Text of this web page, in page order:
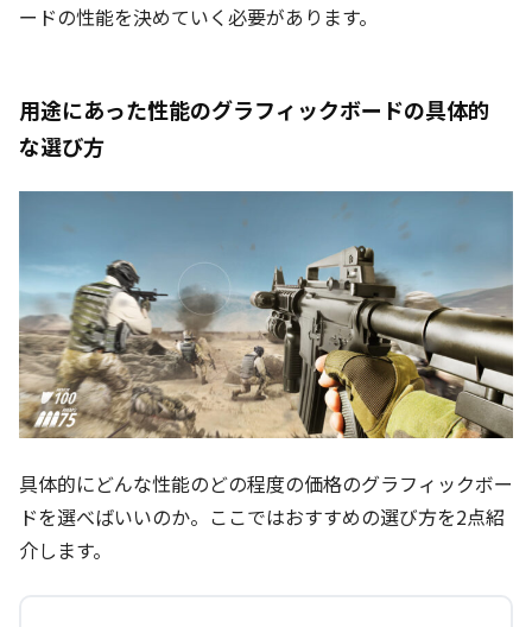
ードの性能を決めていく必要があります。
用途にあった性能のグラフィックボードの具体的
な選び方
具体的にどんな性能のどの程度の価格のグラフィックボー
ドを選べばいいのか。ここではおすすめの選び方を2点紹
介します。